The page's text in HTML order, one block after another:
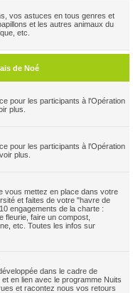
vos astuces en tous genres et
et les autres animaux du
etc.
de Noé
pour les participants à l'Opération
plus.
pour les participants à l'Opération
plus.
vous mettez en place dans votre
et faites de votre "havre de
engagements de la charte :
fleurie, faire un compost,
etc. Toutes les infos sur
dans le cadre de
en lien avec le programme Nuits
et racontez nous vos retours